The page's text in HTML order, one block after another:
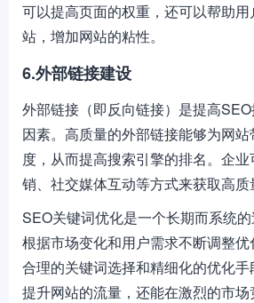
可以提高页面的权重，还可以帮助
站，增加网站的粘性。
6.外部链接建设
外部链接（即反向链接）是提高
因素。高质量的外部链接能够为网
度，从而提高搜索引擎的排名。企
销、社交媒体互动等方式来获取高质
SEO关键词优化是一个长期而系统
根据市场变化和用户需求不断调整
合理的关键词选择和精细化的优化
提升网站的流量，还能在激烈的市